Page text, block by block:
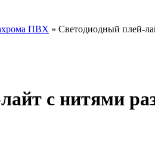
ПВХ » Светодиодный плей-
с нитями